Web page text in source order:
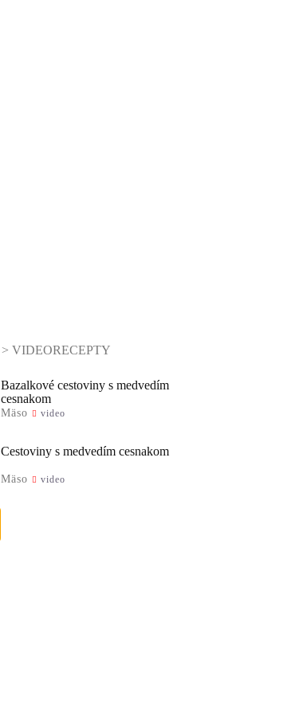
> VIDEORECEPTY
Bazalkové cestoviny s medvedím
cesnakom
Mäso video
Cestoviny s medvedím cesnakom
Mäso video